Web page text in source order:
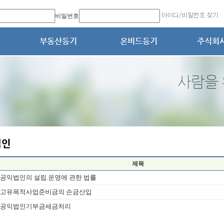
비밀번호
제목
공익법인의 설립.운영에 관한 법률
고유목적사업준비금의 손금산입
공익법인기부금세금처리